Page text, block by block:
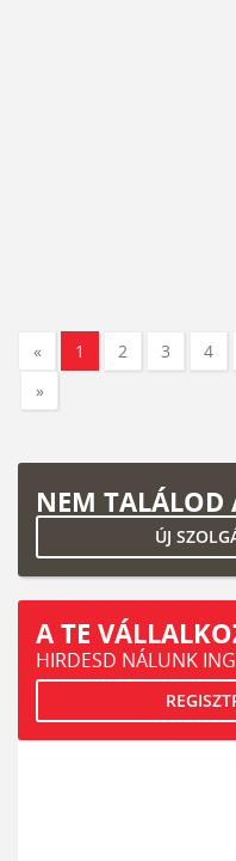
« 1 2 3 4
»
NEM TALÁLOD
ÚJ
A TE
HIRDESD NÁLUNK